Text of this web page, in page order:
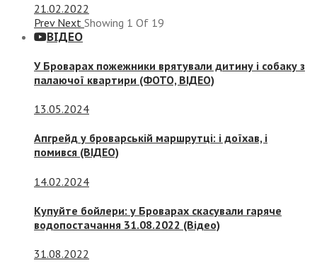
21.02.2022
Prev Next Showing 1 Of 19
ВІДЕО
У Броварах пожежники врятували дитину і собаку з
палаючої квартири (ФОТО, ВІДЕО)
13.05.2024
Апгрейд у броварській маршрутці: і доїхав, і
помився (ВІДЕО)
14.02.2024
Купуйте бойлери: у Броварах скасували гаряче
водопостачання 31.08.2022 (Відео)
31.08.2022